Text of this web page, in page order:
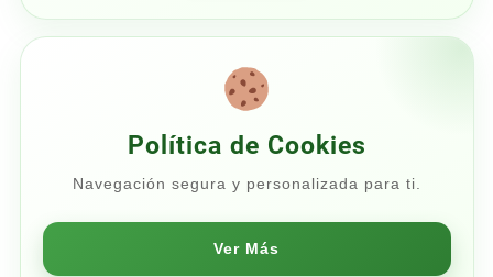
Política de Cookies
Navegación segura y personalizada para ti.
Ver Más